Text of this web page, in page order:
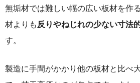
無垢材では難しい幅の広い板材を作
材よりも 反りやねじれの少ない寸法
す。
製造に手間がかかり他の板材と比べ